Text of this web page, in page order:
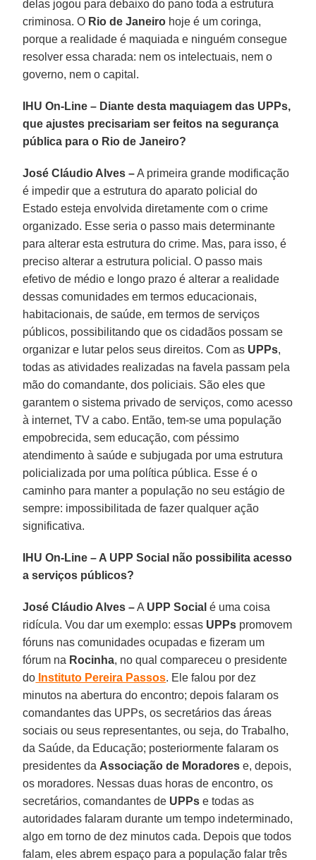
delas jogou para debaixo do pano toda a estrutura
criminosa. O Rio de Janeiro hoje é um coringa,
porque a realidade é maquiada e ninguém consegue
resolver essa charada: nem os intelectuais, nem o
governo, nem o capital.
IHU On-Line – Diante desta maquiagem das UPPs,
que ajustes precisariam ser feitos na segurança
pública para o Rio de Janeiro?
José Cláudio Alves –A primeira grande modificação
é impedir que a estrutura do aparato policial do
Estado esteja envolvida diretamente com o crime
organizado. Esse seria o passo mais determinante
para alterar esta estrutura do crime. Mas, para isso, é
preciso alterar a estrutura policial. O passo mais
efetivo de médio e longo prazo é alterar a realidade
dessas comunidades em termos educacionais,
habitacionais, de saúde, em termos de serviços
públicos, possibilitando que os cidadãos possam se
organizar e lutar pelos seus direitos. Com as UPPs,
todas as atividades realizadas na favela passam pela
mão do comandante, dos policiais. São eles que
garantem o sistema privado de serviços, como acesso
à internet, TV a cabo. Então, tem-se uma população
empobrecida, sem educação, com péssimo
atendimento à saúde e subjugada por uma estrutura
policializada por uma política pública. Esse é o
caminho para manter a população no seu estágio de
sempre: impossibilitada de fazer qualquer ação
significativa.
IHU On-Line – A UPP Social não possibilita acesso
a serviços públicos?
José Cláudio Alves –A UPP Social é uma coisa
ridícula. Vou dar um exemplo: essas UPPs promovem
fóruns nas comunidades ocupadas e fizeram um
fórum na Rocinha, no qual compareceu o presidente
do Instituto Pereira Passos. Ele falou por dez
minutos na abertura do encontro; depois falaram os
comandantes das UPPs, os secretários das áreas
sociais ou seus representantes, ou seja, do Trabalho,
da Saúde, da Educação; posteriormente falaram os
presidentes da Associação de Moradores e, depois,
os moradores. Nessas duas horas de encontro, os
secretários, comandantes de UPPs e todas as
autoridades falaram durante um tempo indeterminado,
algo em torno de dez minutos cada. Depois que todos
falam, eles abrem espaço para a população falar três